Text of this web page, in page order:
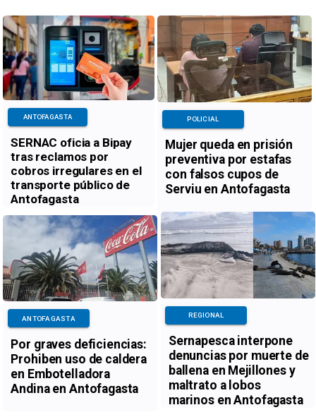
SERNAC oficia a Bipay
tras reclamos por
cobros irregulares en el
transporte público de
Antofagasta
ANTOFAGASTA
Mujer queda en prisión
preventiva por estafas
con falsos cupos de
Serviu en Antofagasta
POLICIAL
Por graves deficiencias:
Prohiben uso de caldera
en Embotelladora
Andina en Antofagasta
ANTOFAGASTA
Sernapesca interpone
denuncias por muerte de
ballena en Mejillones y
maltrato a lobos
marinos en Antofagasta
REGIONAL